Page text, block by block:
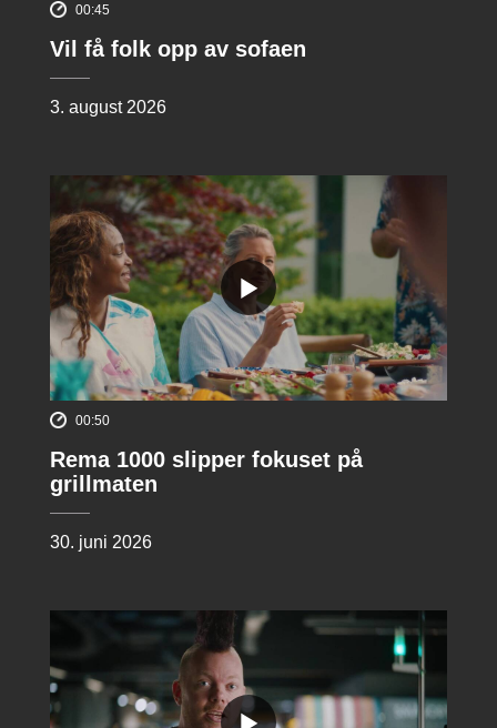
00:45
Vil få folk opp av sofaen
3. august 2026
00:50
Rema 1000 slipper fokuset på
grillmaten
30. juni 2026